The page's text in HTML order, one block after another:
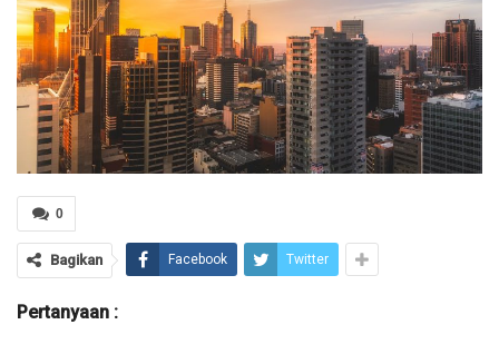
0
Bagikan Facebook Twitter
Pertanyaan :